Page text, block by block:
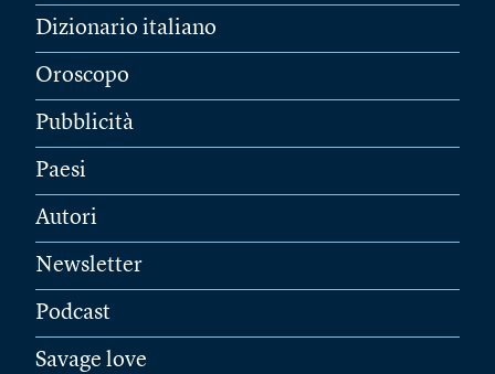
Dizionario italiano
Oroscopo
Pubblicità
Paesi
Autori
Newsletter
Podcast
Savage love